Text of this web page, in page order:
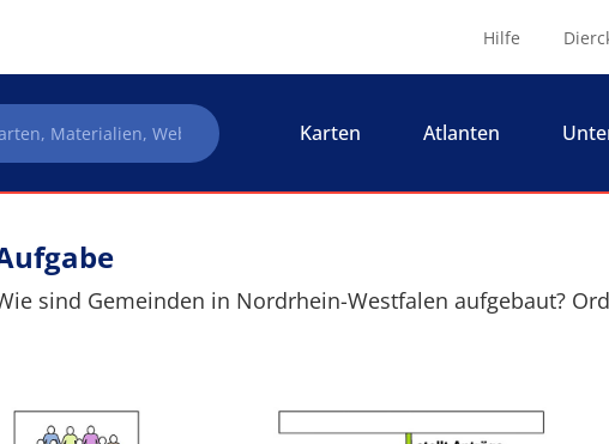
Hilfe
Karten Atlanten
sind Gemeinden in Nordrhein-Westfalen aufgebaut?